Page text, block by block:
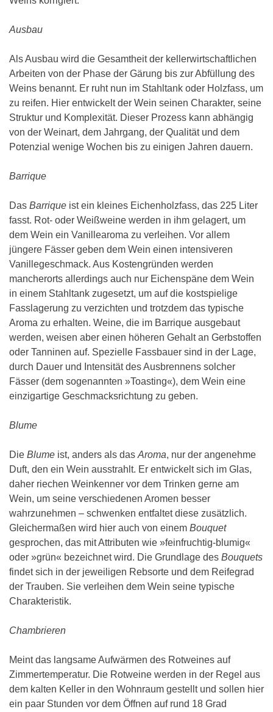
Ausbau
Als Ausbau wird die Gesamtheit der kellerwirtschaftlichen
Arbeiten von der Phase der Gärung bis zur Abfüllung des
Weins benannt. Er ruht nun im Stahltank oder Holzfass, um
zu reifen. Hier entwickelt der Wein seinen Charakter, seine
Struktur und Komplexität. Dieser Prozess kann abhängig
von der Weinart, dem Jahrgang, der Qualität und dem
Potenzial wenige Wochen bis zu einigen Jahren dauern.
Barrique
Das Barrique ist ein kleines Eichenholzfass, das 225 Liter
fasst. Rot- oder Weißweine werden in ihm gelagert, um
dem Wein ein Vanillearoma zu verleihen. Vor allem
jüngere Fässer geben dem Wein einen intensiveren
Vanillegeschmack. Aus Kostengründen werden
mancherorts allerdings auch nur Eichenspäne dem Wein
in einem Stahltank zugesetzt, um auf die kostspielige
Fasslagerung zu verzichten und trotzdem das typische
Aroma zu erhalten. Weine, die im Barrique ausgebaut
werden, weisen aber einen höheren Gehalt an Gerbstoffen
oder Tanninen auf. Spezielle Fassbauer sind in der Lage,
durch Dauer und Intensität des Ausbrennens solcher
Fässer (dem sogenannten »Toasting«), dem Wein eine
einzigartige Geschmacksrichtung zu geben.
Blume
Die Blume ist, anders als das Aroma, nur der angenehme
Duft, den ein Wein ausstrahlt. Er entwickelt sich im Glas,
daher riechen Weinkenner vor dem Trinken gerne am
Wein, um seine verschiedenen Aromen besser
wahrzunehmen – schwenken entfaltet diese zusätzlich.
Gleichermaßen wird hier auch von einem Bouquet
gesprochen, das mit Attributen wie »feinfruchtig-blumig«
oder »grün« bezeichnet wird. Die Grundlage des Bouquets
findet sich in der jeweiligen Rebsorte und dem Reifegrad
der Trauben. Sie verleihen dem Wein seine typische
Charakteristik.
Chambrieren
Meint das langsame Aufwärmen des Rotweines auf
Zimmertemperatur. Die Rotweine werden in der Regel aus
dem kalten Keller in den Wohnraum gestellt und sollen hier
ein paar Stunden vor dem Öffnen auf rund 18 Grad